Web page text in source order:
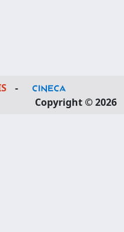
-
Copyright © 2026